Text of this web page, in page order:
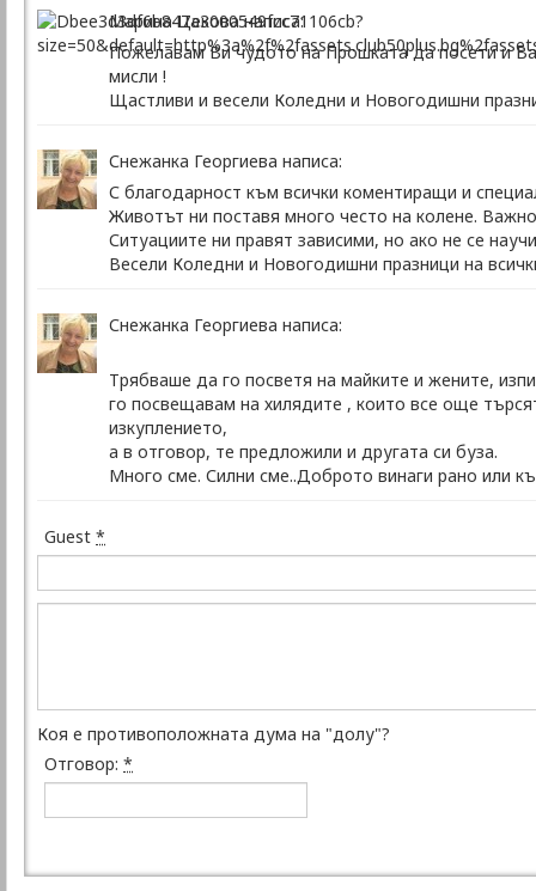
Марина Цекова написа:
Пожелавам Ви чудото на Прошката да посети и
мисли !
Щастливи и весели Коледни и Новогодишни
Снежанка Георгиева написа:
С благодарност към всички коментиращи и
Животът ни поставя много често на колене.
Ситуациите ни правят зависими, но ако не се
Весели Коледни и Новогодишни празници на
Снежанка Георгиева написа:
Трябваше да го посветя на майките и жените,
го посвещавам на хилядите , които все още
изкуплението,
а в отговор, те предложили и другата си буза.
Много сме. Силни сме..Доброто винаги рано или
Guest *
Коя е противоположната дума на "долу"?
Отговор: *